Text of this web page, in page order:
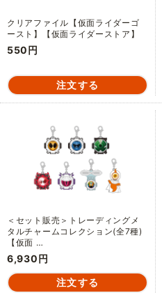
クリアファイル【仮面ライダーゴ
ースト】【仮面ライダーストア】
550円
＜セット販売＞トレーディングメ
タルチャームコレクション(全7種)
【仮面 …
6,930円